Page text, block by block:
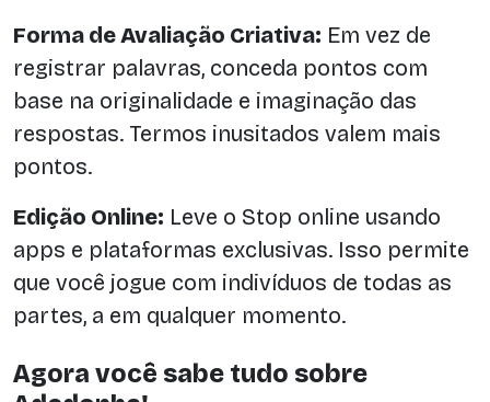
Forma de Avaliação Criativa: Em vez de
registrar palavras, conceda pontos com
base na originalidade e imaginação das
respostas. Termos inusitados valem mais
pontos.
Edição Online: Leve o Stop online usando
apps e plataformas exclusivas. Isso permite
que você jogue com indivíduos de todas as
partes, a em qualquer momento.
Agora você sabe tudo sobre